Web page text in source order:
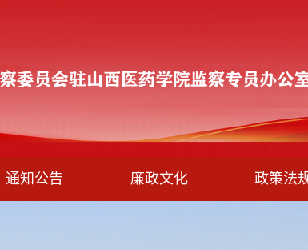
通知公告 廉政文化 政策法